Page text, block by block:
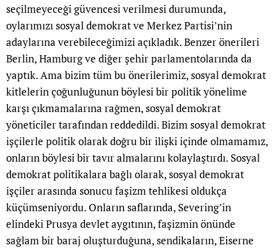
seçilmeyeceği güvencesi verilmesi durumunda,
oylarımızı sosyal demokrat ve Merkez Partisi’nin
adaylarına verebileceğimizi açıkladık. Benzer önerileri
Berlin, Hamburg ve diğer şehir parlamentolarında da
yaptık. Ama bizim tüm bu önerilerimiz, sosyal demokrat
kitlelerin çoğunluğunun böylesi bir politik yönelime
karşı çıkmamalarına rağmen, sosyal demokrat
yöneticiler tarafından reddedildi. Bizim sosyal demokrat
işçilerle politik olarak doğru bir ilişki içinde olmamamız,
onların böylesi bir tavır almalarını kolaylaştırdı. Sosyal
demokrat politikalara bağlı olarak, sosyal demokrat
işçiler arasında sonucu faşizm tehlikesi oldukça
küçümseniyordu. Onların saflarında, Severing’in
elindeki Prusya devlet aygıtının, faşizmin önünde
sağlam bir baraj oluşturduğuna, sendikaların, Eiserne